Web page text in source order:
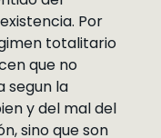
Por
totalitario
que no
segun la
y del mal del
sino que son